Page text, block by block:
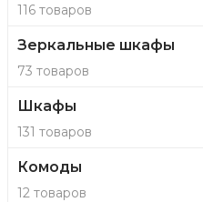
116 товаров
Зеркальные шкафы
73 товаров
Шкафы
131 товаров
Комоды
12 товаров